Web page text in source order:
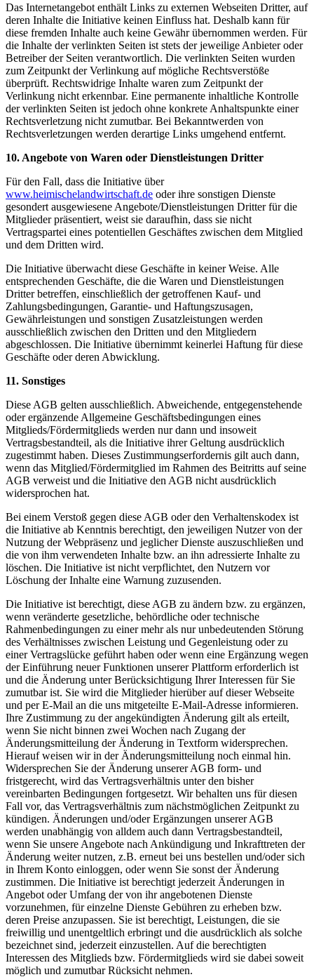
Das Internetangebot enthält Links zu externen Webseiten Dritter, auf
deren Inhalte die Initiative keinen Einfluss hat. Deshalb kann für
diese fremden Inhalte auch keine Gewähr übernommen werden. Für
die Inhalte der verlinkten Seiten ist stets der jeweilige Anbieter oder
Betreiber der Seiten verantwortlich. Die verlinkten Seiten wurden
zum Zeitpunkt der Verlinkung auf mögliche Rechtsverstöße
überprüft. Rechtswidrige Inhalte waren zum Zeitpunkt der
Verlinkung nicht erkennbar. Eine permanente inhaltliche Kontrolle
der verlinkten Seiten ist jedoch ohne konkrete Anhaltspunkte einer
Rechtsverletzung nicht zumutbar. Bei Bekanntwerden von
Rechtsverletzungen werden derartige Links umgehend entfernt.
10. Angebote von Waren oder Dienstleistungen Dritter
Für den Fall, dass die Initiative über
www.heimischelandwirtschaft.de oder ihre sonstigen Dienste
gesondert ausgewiesene Angebote/Dienstleistungen Dritter für die
Mitglieder präsentiert, weist sie daraufhin, dass sie nicht
Vertragspartei eines potentiellen Geschäftes zwischen dem Mitglied
und dem Dritten wird.
Die Initiative überwacht diese Geschäfte in keiner Weise. Alle
entsprechenden Geschäfte, die die Waren und Dienstleistungen
Dritter betreffen, einschließlich der getroffenen Kauf- und
Zahlungsbedingungen, Garantie- und Haftungszusagen,
Gewährleistungen und sonstigen Zusatzleistungen werden
ausschließlich zwischen den Dritten und den Mitgliedern
abgeschlossen. Die Initiative übernimmt keinerlei Haftung für diese
Geschäfte oder deren Abwicklung.
11. Sonstiges
Diese AGB gelten ausschließlich. Abweichende, entgegenstehende
oder ergänzende Allgemeine Geschäftsbedingungen eines
Mitglieds/Fördermitglieds werden nur dann und insoweit
Vertragsbestandteil, als die Initiative ihrer Geltung ausdrücklich
zugestimmt haben. Dieses Zustimmungserfordernis gilt auch dann,
wenn das Mitglied/Fördermitglied im Rahmen des Beitritts auf seine
AGB verweist und die Initiative den AGB nicht ausdrücklich
widersprochen hat.
Bei einem Verstoß gegen diese AGB oder den Verhaltenskodex ist
die Initiative ab Kenntnis berechtigt, den jeweiligen Nutzer von der
Nutzung der Webpräsenz und jeglicher Dienste auszuschließen und
die von ihm verwendeten Inhalte bzw. an ihn adressierte Inhalte zu
löschen. Die Initiative ist nicht verpflichtet, den Nutzern vor
Löschung der Inhalte eine Warnung zuzusenden.
Die Initiative ist berechtigt, diese AGB zu ändern bzw. zu ergänzen,
wenn veränderte gesetzliche, behördliche oder technische
Rahmenbedingungen zu einer mehr als nur unbedeutenden Störung
des Verhältnisses zwischen Leistung und Gegenleistung oder zu
einer Vertragslücke geführt haben oder wenn eine Ergänzung wegen
der Einführung neuer Funktionen unserer Plattform erforderlich ist
und die Änderung unter Berücksichtigung Ihrer Interessen für Sie
zumutbar ist. Sie wird die Mitglieder hierüber auf dieser Webseite
und per E-Mail an die uns mitgeteilte E-Mail-Adresse informieren.
Ihre Zustimmung zu der angekündigten Änderung gilt als erteilt,
wenn Sie nicht binnen zwei Wochen nach Zugang der
Änderungsmitteilung der Änderung in Textform widersprechen.
Hierauf weisen wir in der Änderungsmitteilung noch einmal hin.
Widersprechen Sie der Änderung unserer AGB form- und
fristgerecht, wird das Vertragsverhältnis unter den bisher
vereinbarten Bedingungen fortgesetzt. Wir behalten uns für diesen
Fall vor, das Vertragsverhältnis zum nächstmöglichen Zeitpunkt zu
kündigen. Änderungen und/oder Ergänzungen unserer AGB
werden unabhängig von alldem auch dann Vertragsbestandteil,
wenn Sie unsere Angebote nach Ankündigung und Inkrafttreten der
Änderung weiter nutzen, z.B. erneut bei uns bestellen und/oder sich
in Ihrem Konto einloggen, oder wenn Sie sonst der Änderung
zustimmen. Die Initiative ist berechtigt jederzeit Änderungen in
Angebot oder Umfang der von ihr angebotenen Dienste
vorzunehmen, für einzelne Dienste Gebühren zu erheben bzw.
deren Preise anzupassen. Sie ist berechtigt, Leistungen, die sie
freiwillig und unentgeltlich erbringt und die ausdrücklich als solche
bezeichnet sind, jederzeit einzustellen. Auf die berechtigten
Interessen des Mitglieds bzw. Fördermitglieds wird sie dabei soweit
möglich und zumutbar Rücksicht nehmen.